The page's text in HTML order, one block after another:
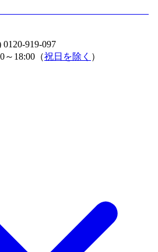
0120-919-097
～18:00（祝日を除く ）